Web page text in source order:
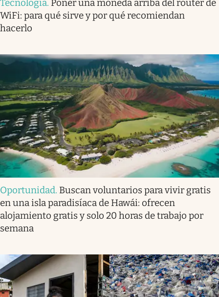
Tecnología. Poner una moneda arriba del router de
WiFi: para qué sirve y por qué recomiendan
hacerlo
Oportunidad. Buscan voluntarios para vivir gratis
en una isla paradisíaca de Hawái: ofrecen
alojamiento gratis y solo 20 horas de trabajo por
semana